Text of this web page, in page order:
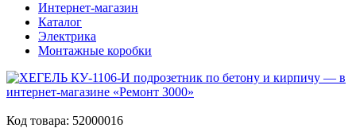
Интернет-магазин
Каталог
Электрика
Монтажные коробки
Код товара: 52000016